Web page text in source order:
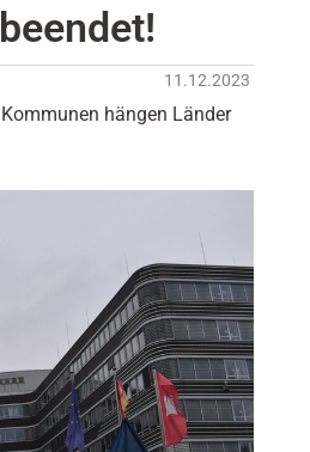
sc
11.12.2023
hängen Länder